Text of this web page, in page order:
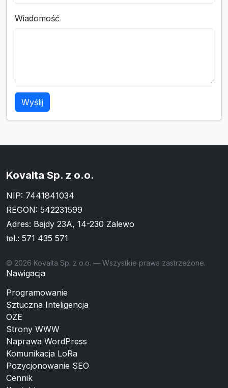
Wiadomość
Wyślij
Kovalta Sp. z o.o.
NIP: 7441841034
REGON: 542231599
Adres: Bajdy 23A, 14-230 Zalewo
tel.: 571 435 571
© 2026 Kovalta Sp. z o.o. — Wszystkie prawa zastrzeżone.
Nawigacja
Programowanie
Sztuczna Inteligencja
OZE
Strony WWW
Naprawa WordPress
Komunikacja LoRa
Pozycjonowanie SEO
Cennik